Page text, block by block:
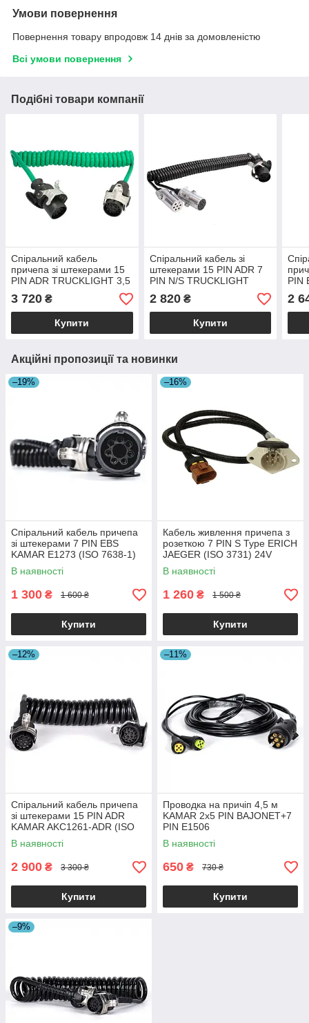
Умови повернення
Повернення товару впродовж 14 днів за домовленістю
Всі умови повернення
Подібні товари компанії
Спіральний кабель
причепа зі штекерами 15
PIN ADR TRUCKLIGHT 3,5
м (ISO 12098)
3 720 ₴
Купити
Спіральний кабель зі
штекерами 15 PIN ADR 7
PIN N/S TRUCKLIGHT
(ISO 1185 ISO 3731 ISO
12098) 4,5 м метал
2 820₴
Купити
PIN
2
Акційні пропозиції та новинки
–19%
Спіральний кабель причепа
зі штекерами 7 PIN EBS
KAMAR E1273 (ISO 7638-1)
3,8 м
В наявності
1 300 ₴ 1 600 ₴
Купити
–16%
Кабель живлення причепа з
розеткою 7 PIN S Type ERICH
JAEGER (ISO 3731) 24V
В наявності
1 260 ₴ 1 500 ₴
Купити
–12%
Спіральний кабель причепа
зі штекерами 15 PIN ADR
KAMAR AKC1261-ADR (ISO
12098) 24V 3,8 м
В наявності
2 900 ₴ 3 300 ₴
Купити
–11%
Проводка на причіп 4,5 м
KAMAR 2x5 PIN BAJONET+7
PIN E1506
В наявності
650 ₴ 730 ₴
Купити
–9%